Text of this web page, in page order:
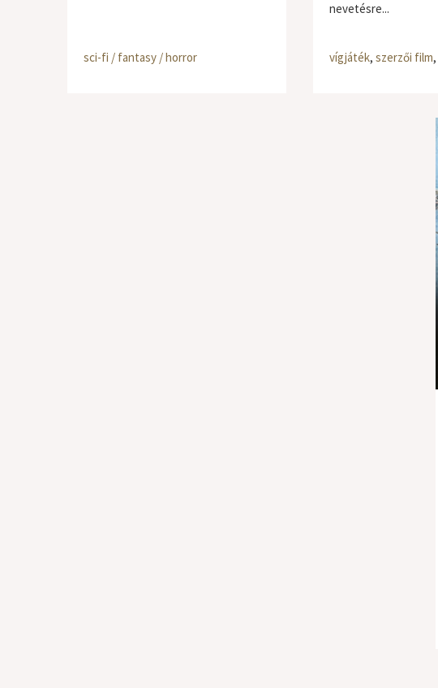
sci-fi / fantasy / horror
nevetésre...
vígjáték, szerzői film,